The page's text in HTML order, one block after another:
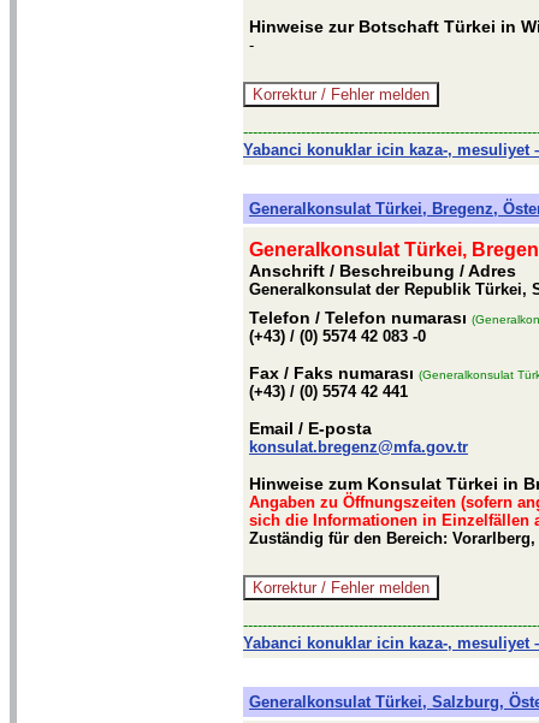
Hinweise zur Botschaft Türkei in
-
Yabanci konuklar icin kaza-, mesuliyet
Generalkonsulat Türkei, Bregenz,
Generalkonsulat Türkei,
Anschrift / Beschreibung / Adres
Generalkonsulat der Republik Türkei,
Telefon / Telefon numarası
(+43) / (0) 5574 42 083 -0
Fax / Faks numarası (Generalkonsulat
(+43) / (0) 5574 42 441
Email / E-posta
konsulat.bregenz@mfa.gov.tr
Hinweise zum Konsulat Türkei in
Angaben zu Öffnungszeiten (sofern
sich die Informationen in Einzelfällen
Zuständig für den Bereich: Vorarlberg,
Yabanci konuklar icin kaza-, mesuliyet
Generalkonsulat Türkei, Salzburg,